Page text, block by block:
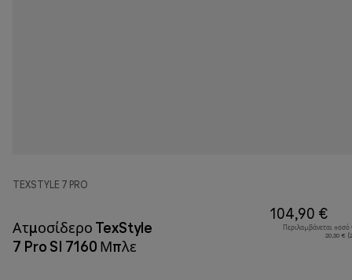
TEXSTYLE 7 PRO
Ατμοσίδερο TexStyle
7 Pro SI 7160 Μπλε
104,90 €
Περιλαμβάνεται
20,30 €